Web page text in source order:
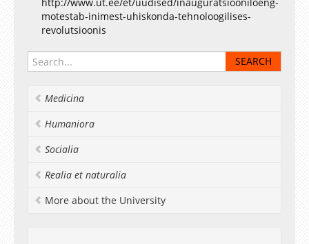
motestab-inimest-uhiskonda-tehnoloogilises-
revolutsioonis
Medicina
Humaniora
Socialia
Realia et naturalia
More about the University